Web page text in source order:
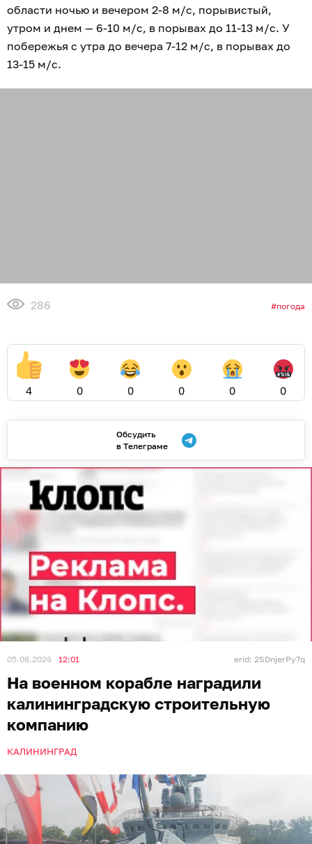
области ночью и вечером 2-8 м/с, порывистый,
утром и днем — 6-10 м/с, в порывах до 11-13 м/с. У
побережья с утра до вечера 7-12 м/с, в порывах до
13-15 м/с.
286 погода
4 0 0 0 0 0
Обсудить
в Телеграме
05.08.2026 12:01 erid: 2SDnjerPy7q
На военном корабле наградили
калининградскую строительную
компанию
КАЛИНИНГРАД